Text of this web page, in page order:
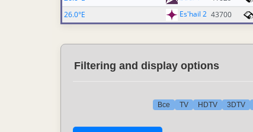
26.0°E
Es'hail 2 43700
Filtering and display options
Все TV HDTV 3DTV